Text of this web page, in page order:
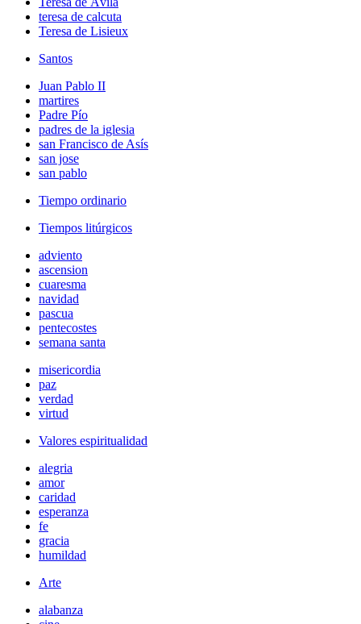
teresa de calcuta
Teresa de Lisieux
Santos
Juan Pablo II
martires
Padre Pío
padres de la iglesia
san Francisco de Asís
san jose
san pablo
Tiempo ordinario
Tiempos litúrgicos
adviento
ascension
cuaresma
navidad
pascua
pentecostes
semana santa
misericordia
paz
verdad
virtud
Valores espiritualidad
alegria
amor
caridad
esperanza
fe
gracia
humildad
Arte
alabanza